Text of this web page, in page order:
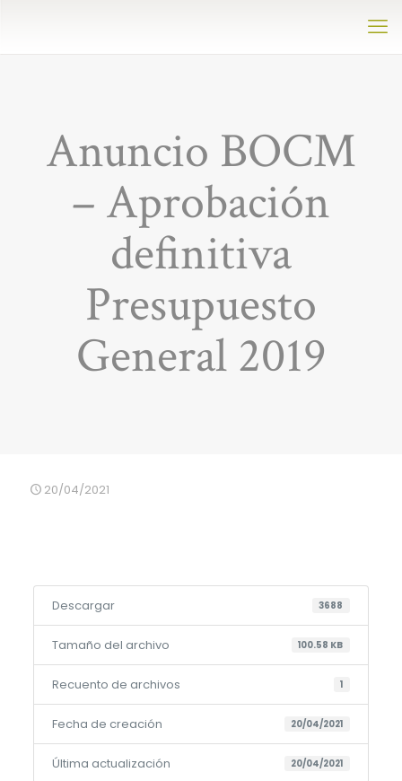
Anuncio BOCM
– Aprobación
definitiva
Presupuesto
General 2019
20/04/2021
Descargar 3688
Tamaño del archivo 100.58 KB
Recuento de archivos 1
Fecha de creación 20/04/2021
Última actualización 20/04/2021